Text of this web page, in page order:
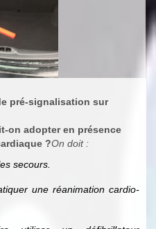
pré-signalisation sur
on adopter en présence
?On doit :
secours.
une réanimation cardio-